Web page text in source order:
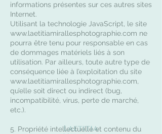
informations présentes sur ces autres sites
Internet.
Utilisant la technologie JavaScript, le site
www.laetitiamirallesphotographie.com ne
pourra être tenu pour responsable en cas
de dommages matériels liés à son
utilisation. Par ailleurs, toute autre type de
conséquence liée à l’exploitation du site
www.laetitiamirallesphotographie.com,
qu’elle soit direct ou indirect (bug,
incompatibilité, virus, perte de marché,
etc.).
5. Propriété intellectuelle et contenu du